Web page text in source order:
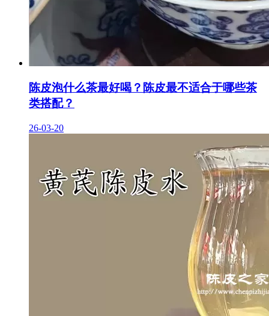
陈皮泡什么茶最好喝？陈皮最不适合于哪些茶
类搭配？
26-03-20